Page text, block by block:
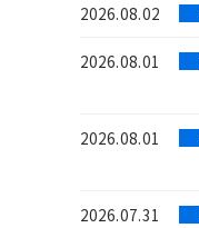
2026.08.02
2026.08.01
2026.08.01
2026.07.31